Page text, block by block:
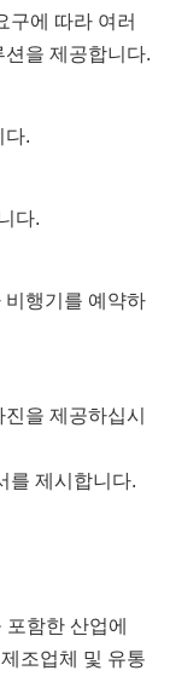
구에 따라 여러
을 제공합니다.
다.
다.
비행기를 예약하
을 제공하십시
를 제시합니다.
함한 산업에
조업체 및 유통